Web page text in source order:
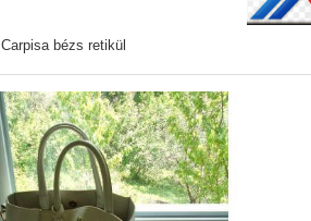
Carpisa bézs retikül